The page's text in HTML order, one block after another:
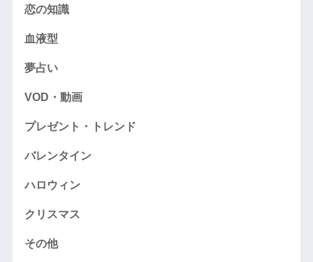
恋の知識
血液型
夢占い
VOD・動画
プレゼント・トレンド
バレンタイン
ハロウィン
クリスマス
その他